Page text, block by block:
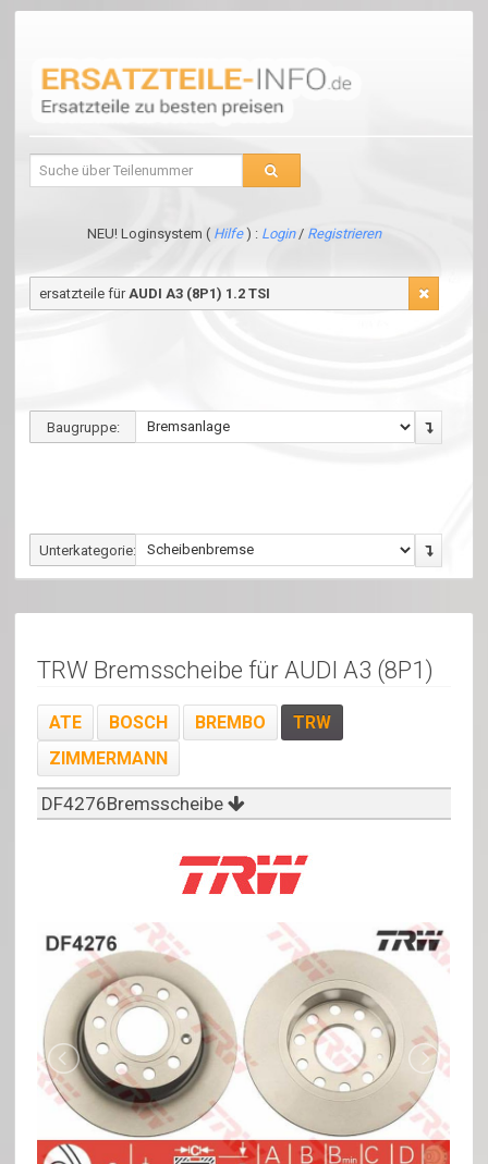
NEU! Loginsystem ( Hilfe) : Login / Registrieren
ersatzteile fürAUDI A3 (8P1) 1.2 TSI
Baugruppe:
Unterkategorie:
TRW Bremsscheibe für AUDI A3 (8P1)
ATE BOSCH BREMBO
TRW
ZIMMERMANN
DF4276Bremsscheibe